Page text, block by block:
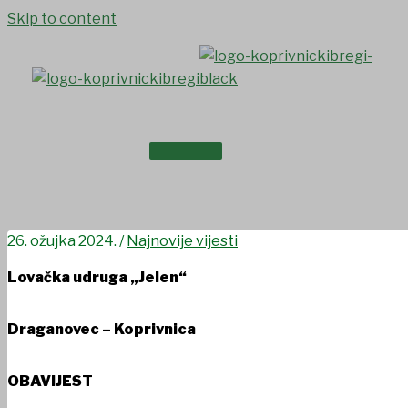
Skip to content
Obavijest Lovačke udruge
26. ožujka 2024. /Najnovije vijesti
Lovačka udruga „Jelen“
Draganovec – Koprivnica
OBAVIJEST